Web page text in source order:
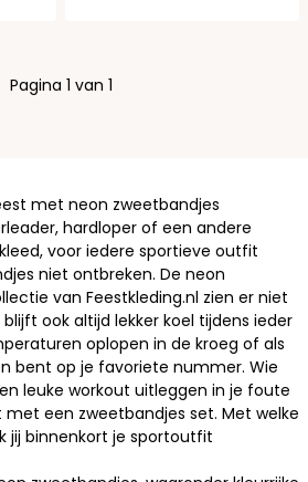
Pagina 1 van 1
met neon zweetbandjes
, hardloper of een andere
voor iedere sportieve outfit
niet ontbreken. De neon
van Feestkleding.nl zien er niet
ook altijd lekker koel tijdens ieder
oplopen in de kroeg of als
bent op je favoriete nummer. Wie
leuke workout uitleggen in je foute
een zweetbandjes set. Met welke
jij binnenkort je sportoutfit